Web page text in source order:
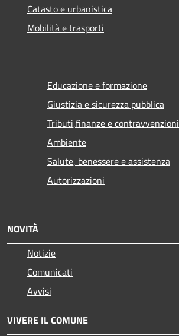
Catasto e urbanistica
Mobilità e trasporti
Educazione e formazione
Giustizia e sicurezza pubblica
Tributi,finanze e contravvenzioni
Ambiente
Salute, benessere e assistenza
Autorizzazioni
NOVITÀ
Notizie
Comunicati
Avvisi
VIVERE IL COMUNE